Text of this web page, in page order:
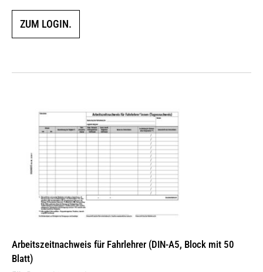
ZUM LOGIN.
Arbeitszeitnachweis für Fahrlehrer (DIN-A5, Block mit 50
Blatt)